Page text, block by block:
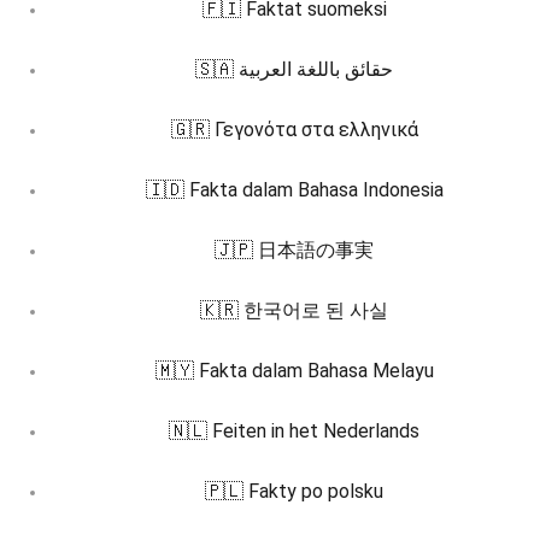
🇫🇮 Faktat suomeksi
🇸🇦 حقائق باللغة العربية
🇬🇷 Γεγονότα στα ελληνικά
🇮🇩 Fakta dalam Bahasa Indonesia
🇯🇵 日本語の事実
🇰🇷 한국어로 된 사실
🇲🇾 Fakta dalam Bahasa Melayu
🇳🇱 Feiten in het Nederlands
🇵🇱 Fakty po polsku